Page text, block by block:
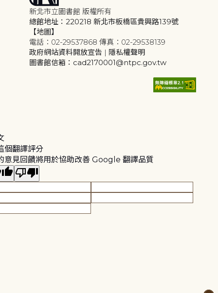
新北市立圖書館 版權所有
總館地址：220218 新北市板橋區貴興路139號
【地圖】
電話：02-29537868 傳真：02-29538139
政府網站資料開放宣告 | 隱私權聲明
圖書館信箱：cad2170001@ntpc.gov.tw
個翻譯評分
意見回饋將用於協助改善 Google 翻譯品質